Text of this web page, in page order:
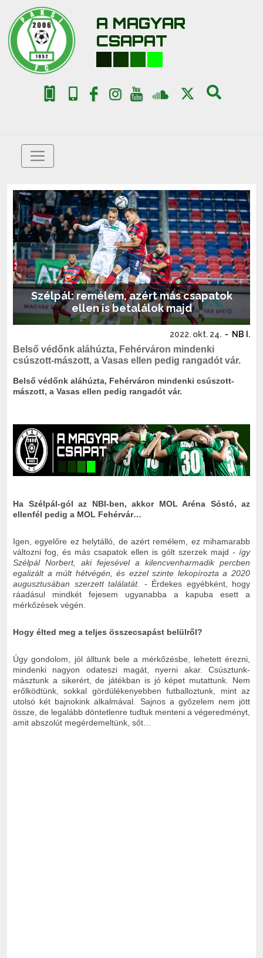
A MAGYAR
CSAPAT
Szélpál: remélem, azért más csapatok
ellen is betalálok majd
2022. okt. 24. - NB I.
Belső védőnk aláhúzta, Fehérváron mindenki
csúszott-mászott, a Vasas ellen pedig rangadót vár.
Belső védőnk aláhúzta, Fehérváron mindenki csúszott-
mászott, a Vasas ellen pedig rangadót vár.
Ha Szélpál-gól az NBI-ben, akkor MOL Aréna Sóstó, az
ellenfél pedig a MOL Fehérvár…
Igen, egyelőre ez helytálló, de azért remélem, ez mihamarabb
változni fog, és más csapatok ellen is gólt szerzek majd - így
Szélpál Norbert, aki fejesével a kilencvenharmadik percben
egalizált a múlt hétvégén, és ezzel szinte lekopírozta a 2020
augusztusában szerzett találatát.
- Érdekes egyébként, hogy
ráadásul mindkét fejesem ugyanabba a kapuba esett a
mérkőzések végén.
Hogy élted meg a teljes összecsapást belülről?
Úgy gondolom, jól álltunk bele a mérkőzésbe, lehetett érezni,
mindenki nagyon odateszi magát, nyerni akar. Csúsztunk-
másztunk a sikerért, de játékban is jó képet mutattunk. Nem
erőlködtünk, sokkal gördülékenyebben futballoztunk, mint az
utolsó két bajnokink alkalmával. Sajnos a győzelem nem jött
össze, de legalább döntetlenre tudtuk menteni a végeredményt,
amit abszolút megérdemeltünk, sőt…